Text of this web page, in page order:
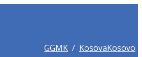
GGMK / KosovaKosovo